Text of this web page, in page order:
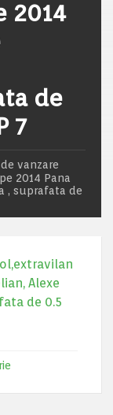
2014
de
7
vanzare
2014 Pana
, suprafata de
Alexe
de 0.5